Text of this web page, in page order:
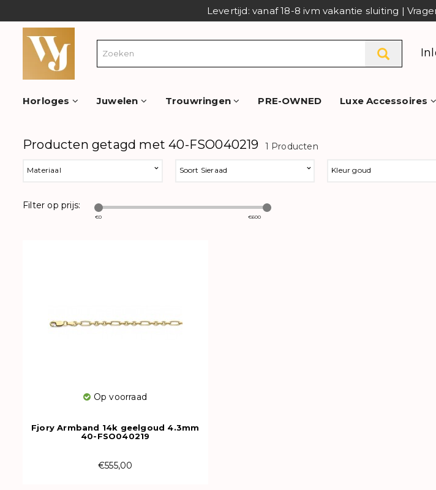
Levertijd: vanaf 18-8 ivm vakantie sluiting |
Horloges Juwelen Trouwringen PRE-OWNED Luxe Accessoires
Producten getagd met 40-FSO040219 1 Producten
Materiaal Soort Sieraad Kleur goud
Filter op prijs:
€0 €600
Op voorraad
Fjory Armband 14k geelgoud 4.3mm
40-FSO040219
€555,00